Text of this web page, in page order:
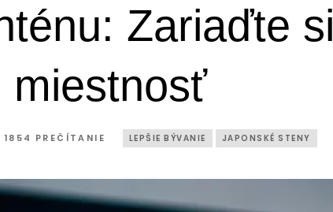
Zariaďte si
miestnosť
1854 PREČÍTANIE LEPŠIE BÝVANIE JAPONSKÉ STENY